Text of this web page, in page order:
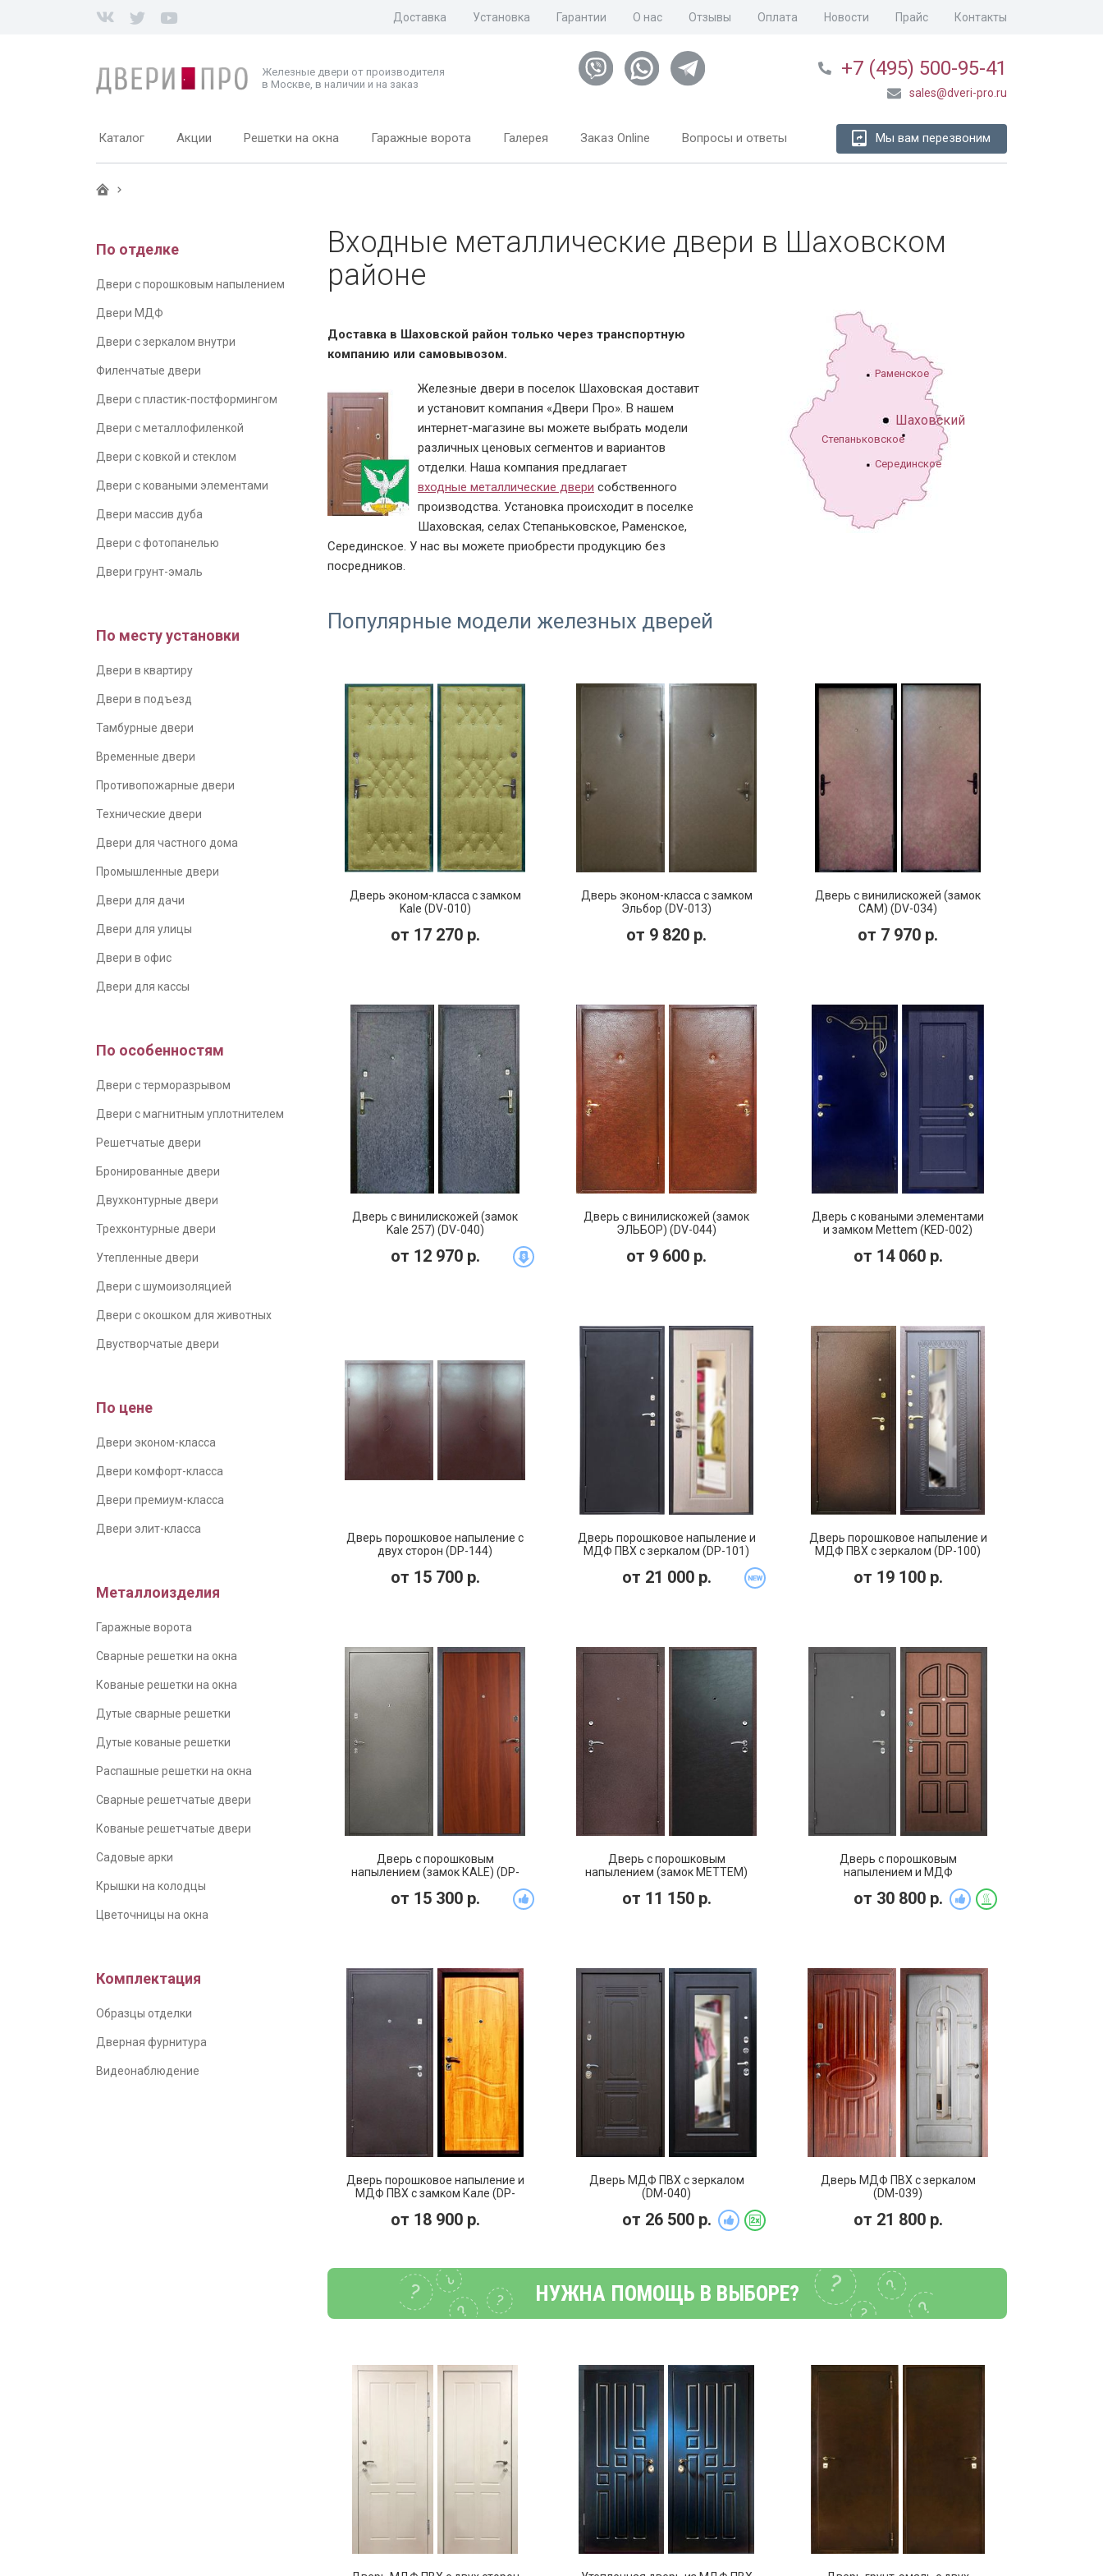
Доставка Установка Гарантии О нас Отзывы Оплата Новости Прайс Контакты
Железные двери от производителя
в Москве, в наличии и на заказ
+7 (495) 500-95-41
sales@dveri-pro.ru
Каталог Акции Решетки на окна Гаражные ворота Галерея Заказ Online Вопросы и ответы Мы вам перезвоним
По отделке
Двери с порошковым напылением
Двери МДФ
Двери с зеркалом внутри
Филенчатые двери
Двери с пластик-постформингом
Двери с металлофиленкой
Двери с ковкой и стеклом
Двери с коваными элементами
Двери массив дуба
Двери с фотопанелью
Двери грунт-эмаль
По месту установки
Двери в квартиру
Двери в подъезд
Тамбурные двери
Временные двери
Противопожарные двери
Технические двери
Двери для частного дома
Промышленные двери
Двери для дачи
Двери для улицы
Двери в офис
Двери для кассы
По особенностям
Двери с терморазрывом
Двери с магнитным уплотнителем
Решетчатые двери
Бронированные двери
Двухконтурные двери
Трехконтурные двери
Утепленные двери
Двери с шумоизоляцией
Двери с окошком для животных
Двустворчатые двери
По цене
Двери эконом-класса
Двери комфорт-класса
Двери премиум-класса
Двери элит-класса
Металлоизделия
Гаражные ворота
Сварные решетки на окна
Кованые решетки на окна
Дутые сварные решетки
Дутые кованые решетки
Распашные решетки на окна
Сварные решетчатые двери
Кованые решетчатые двери
Садовые арки
Крышки на колодцы
Цветочницы на окна
Комплектация
Образцы отделки
Дверная фурнитура
Видеонаблюдение
Входные металлические двери в Шаховском
районе
Шаховский
Раменское
Степаньковское
Серединское
Доставка в Шаховской район только через транспортную
компанию или самовывозом.
Железные двери в поселок Шаховская доставит
и установит компания «Двери Про». В нашем
интернет-магазине вы можете выбрать модели
различных ценовых сегментов и вариантов
отделки. Наша компания предлагает
входные металлические двери собственного
производства. Установка происходит в поселке
Шаховская, селах Степаньковское, Раменское,
Серединское. У нас вы можете приобрести продукцию без
посредников.
Популярные модели железных дверей
Дверь эконом-класса с замком
Kale (DV-010)
от 17 270р.
Дверь эконом-класса с замком
Эльбор (DV-013)
от 9 820 р.
Дверь с винилискожей (замок
САМ) (DV-034)
от 7 970 р.
Дверь с винилискожей (замок
Kale 257) (DV-040)
от 12 970р.
Дверь с винилискожей (замок
ЭЛЬБОР) (DV-044)
от 9 600 р.
Дверь с коваными элементами
и замком Mettem (KED-002)
от 14 060р.
Дверь порошковое напыление с
двух сторон (DP-144)
от 15 700р.
Дверь порошковое напыление и
МДФ ПВХ с зеркалом (DP-101)
от 21 000р.
Дверь порошковое напыление и
МДФ ПВХ с зеркалом (DP-100)
от 19 100р.
Дверь с порошковым
напылением (замок КALE) (DP-
от 15 300р.
Дверь с порошковым
напылением (замок МЕТТЕМ)
от 11 150р.
Дверь с порошковым
напылением и МДФ
от 30 800 р.
Дверь порошковое напыление и
МДФ ПВХ с замком Кале (DP-
от 18 900р.
Дверь МДФ ПВХ с зеркалом
(DM-040)
от 26 500р.
Дверь МДФ ПВХ с зеркалом
(DM-039)
от 21 800р.
НУЖНА ПОМОЩЬ В ВЫБОРЕ?